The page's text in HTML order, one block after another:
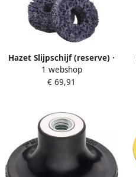
Hazet Slijpschijf (reserve) ·
middelmatige vervuiling ·
56 mm 4961N-023M 5 · 5-
1 webshop
€ 69,91